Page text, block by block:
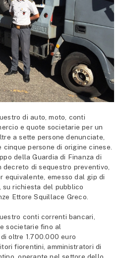
di auto, moto, conti
e quote societarie per un
a sette persone denunciate,
persone di origine cinese.
della Guardia di Finanza di
decreto di sequestro preventivo,
emesso dal gip di
su richiesta del pubblico
Ettore Squillace Greco.
conti correnti bancari,
societarie fino al
oltre 1.700.000 euro
fiorentini, amministratori di